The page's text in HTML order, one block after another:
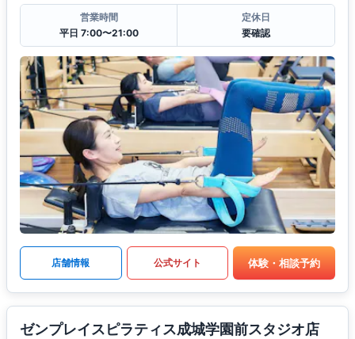
営業時間
平日 7:00〜21:00
定休日
要確認
店舗情報 公式サイト 体験・相談予約
ゼンプレイスピラティス成城学園前スタジオ店